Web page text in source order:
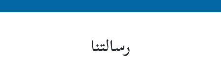
رسالتنا